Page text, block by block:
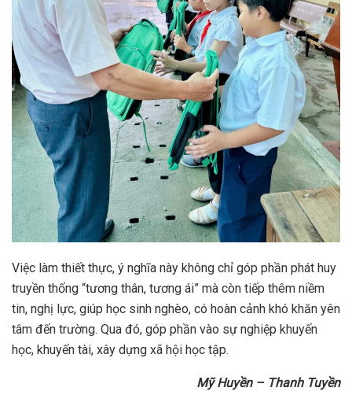
Việc làm thiết thực, ý nghĩa này không chỉ góp phần phát huy
truyền thống “tương thân, tương ái” mà còn tiếp thêm niềm
tin, nghị lực, giúp học sinh nghèo, có hoàn cảnh khó khăn yên
tâm đến trường. Qua đó, góp phần vào sự nghiệp khuyến
học, khuyến tài, xây dựng xã hội học tập.
Mỹ Huyền – Thanh Tuyền